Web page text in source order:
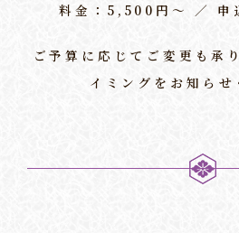
料金：5,500円〜 ／ 申
ご予算に応じてご変更も承
イミングをお知らせ